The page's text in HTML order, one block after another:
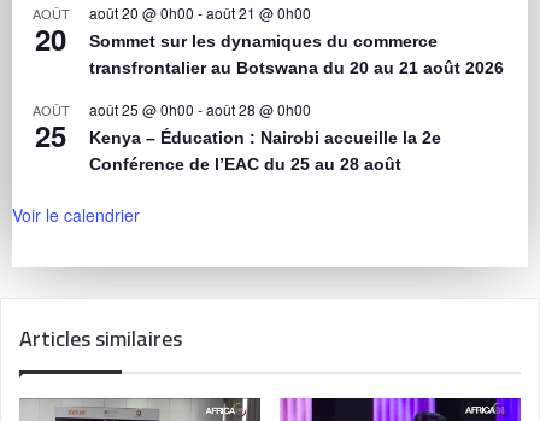
AOÛT
20
août 20 @ 0h00 -août 21 @ 0h00
Sommet sur les dynamiques du commerce
transfrontalier au Botswana du 20 au 21 août 2026
AOÛT
25
août 25 @ 0h00 -août 28 @ 0h00
Kenya – Éducation : Nairobi accueille la 2e
Conférence de l’EAC du 25 au 28 août
Voir le calendrier
Articles similaires